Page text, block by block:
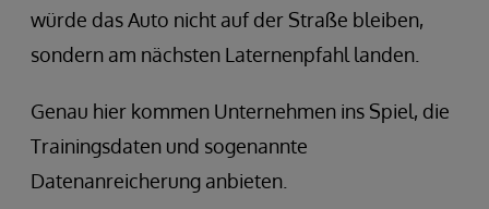
würde das Auto nicht auf der Straße bleiben,
sondern am nächsten Laternenpfahl landen.
Genau hier kommen Unternehmen ins Spiel, die
Trainingsdaten und sogenannte
Datenanreicherung anbieten.